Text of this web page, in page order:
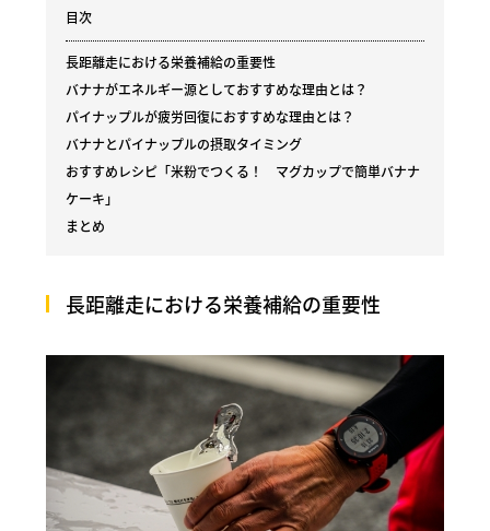
目次
長距離走における栄養補給の重要性
バナナがエネルギー源としておすすめな理由とは？
パイナップルが疲労回復におすすめな理由とは？
バナナとパイナップルの摂取タイミング
おすすめレシピ「米粉でつくる！ マグカップで簡単バナナ
ケーキ」
まとめ
長距離走における栄養補給の重要性